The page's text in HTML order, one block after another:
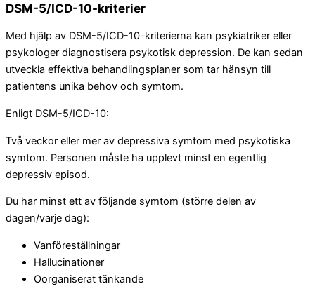
DSM-5/ICD-10-kriterier
Med hjälp av DSM-5/ICD-10-kriterierna kan psykiatriker eller
psykologer diagnostisera psykotisk depression. De kan sedan
utveckla effektiva behandlingsplaner som tar hänsyn till
patientens unika behov och symtom.
Enligt DSM-5/ICD-10:
Två veckor eller mer av depressiva symtom med psykotiska
symtom. Personen måste ha upplevt minst en egentlig
depressiv episod.
Du har minst ett av följande symtom (större delen av
dagen/varje dag):
Vanföreställningar
Hallucinationer
Oorganiserat tänkande